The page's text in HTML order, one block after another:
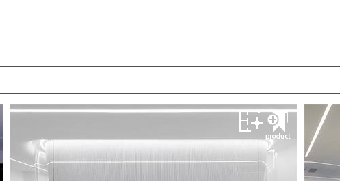
پارتیشن اداری پدزا
پارتیشن پِدزا